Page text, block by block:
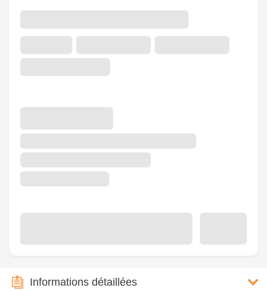
Informations détaillées